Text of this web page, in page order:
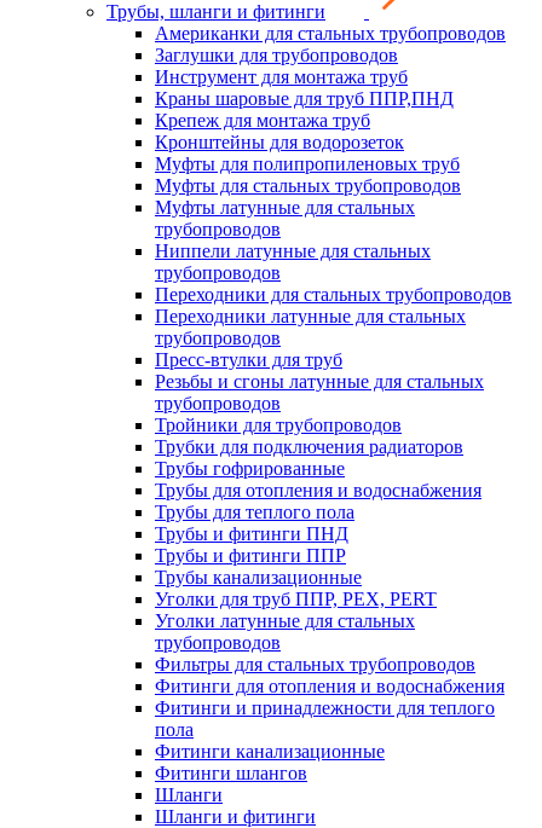
Трубы, шланги и фитинги
Американки для стальных трубопроводов
Заглушки для трубопроводов
Инструмент для монтажа труб
Краны шаровые для труб ППР,ПНД
Крепеж для монтажа труб
Кронштейны для водорозеток
Муфты для полипропиленовых труб
Муфты для стальных трубопроводов
Муфты латунные для стальных
трубопроводов
Ниппели латунные для стальных
трубопроводов
Переходники для стальных трубопроводов
Переходники латунные для стальных
трубопроводов
Пресс-втулки для труб
Резьбы и сгоны латунные для стальных
трубопроводов
Тройники для трубопроводов
Трубки для подключения радиаторов
Трубы гофрированные
Трубы для отопления и водоснабжения
Трубы для теплого пола
Трубы и фитинги ПНД
Трубы и фитинги ППР
Трубы канализационные
Уголки для труб ППР, PEX, PERT
Уголки латунные для стальных
трубопроводов
Фильтры для стальных трубопроводов
Фитинги для отопления и водоснабжения
Фитинги и принадлежности для теплого
пола
Фитинги канализационные
Фитинги шлангов
Шланги
Шланги и фитинги